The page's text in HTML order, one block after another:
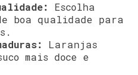
Escolha
boa qualidade para
Laranjas
mais doce e